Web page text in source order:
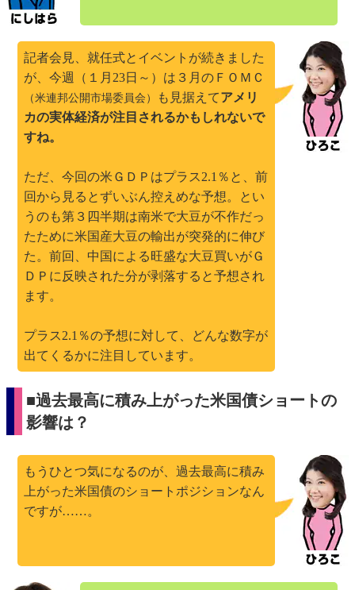
記者会見、就任式とイベントが続きました
が、今週（１月23日～）は３月のＦＯＭＣ
（米連邦公開市場委員会） も見据えてアメリ
カの実体経済が注目されるかもしれないで
すね。
ただ、今回の米ＧＤＰはプラス2.1％と、前
回から見るとずいぶん控えめな予想。とい
うのも第３四半期は南米で大豆が不作だっ
たために米国産大豆の輸出が突発的に伸び
た。前回、中国による旺盛な大豆買いがＧ
ＤＰに反映された分が剥落すると予想され
ます。
プラス2.1％の予想に対して、どんな数字が
出てくるかに注目しています。
■過去最高に積み上がった米国債ショートの
影響は？
もうひとつ気になるのが、過去最高に積み
上がった米国債のショートポジションなん
ですが……。